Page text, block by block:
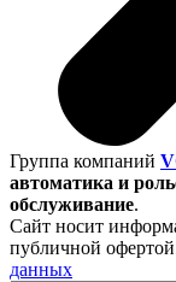
Группа компаний
автоматика и
обслуживание.
Сайт носит
публичной
данных